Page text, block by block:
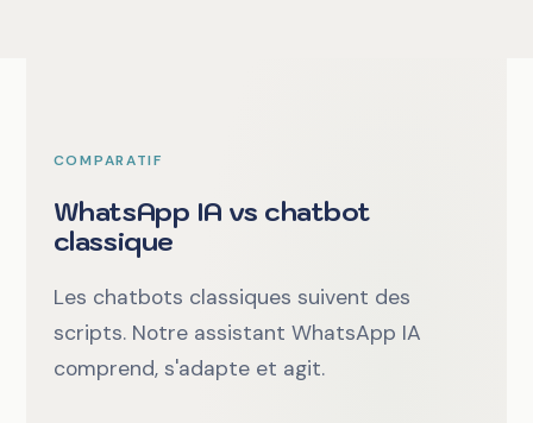
COMPARATIF
WhatsApp IA vs chatbot
classique
Les chatbots classiques suivent des
scripts. Notre assistant WhatsApp IA
comprend, s'adapte et agit.